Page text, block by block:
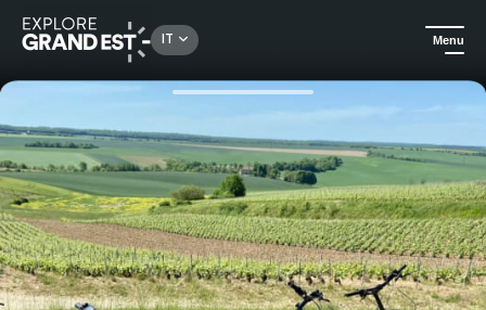
IT Menu
Escursioni Attraversare i vigneti dello Champagne in scooter con l'Empreinte des fées